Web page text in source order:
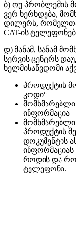
ბ) თუ პრობლემის
ვერ ხერხდება,
დილერს,
CAT-ის
დ) მანამ, სანამ
სერვის ცენტრს
ხელმისაწვდომი
პროდუქტის
კოდი“
ინფორმაცია
პროდუქტის
დოკუმენტის
ინფორმაციას
როდის და
ტელეფონი.